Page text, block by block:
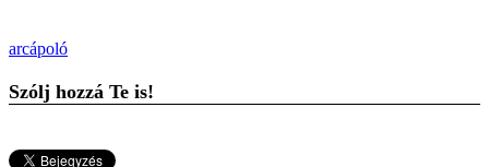
arcápoló
Szólj hozzá Te is!